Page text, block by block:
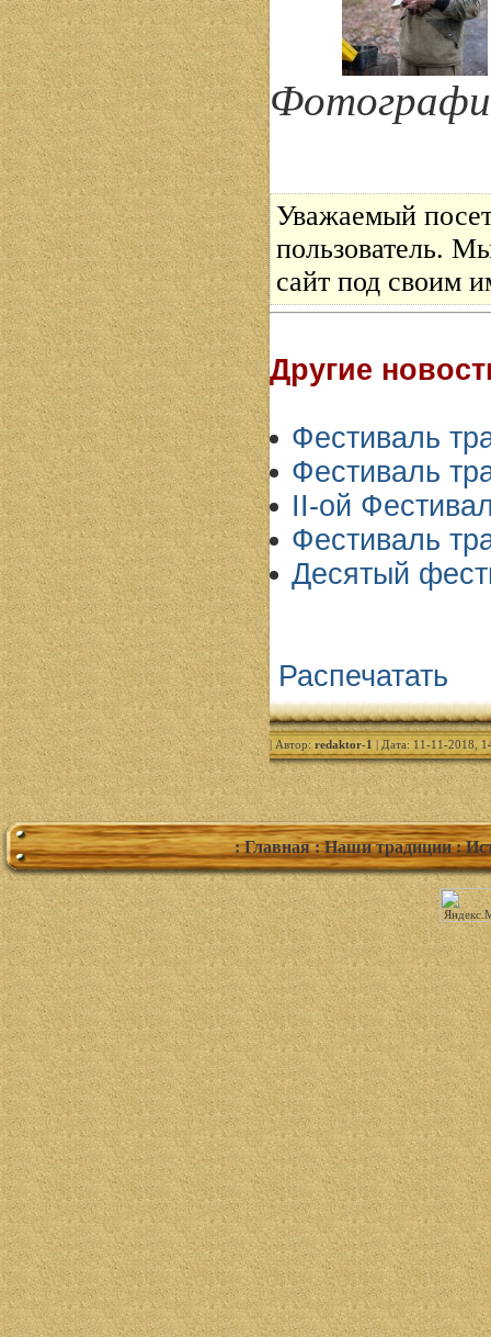
Уважаемый
пользователь.
сайт под своим
Другие
Фестиваль
Фестиваль
II-ой
Фестиваль
Десятый
Распечатать
| Автор: redaktor-1 | Дата: 11-11-2018,
: Главная : Наши традиции :